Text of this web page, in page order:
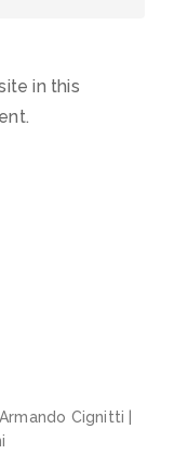
in this
Cignitti |